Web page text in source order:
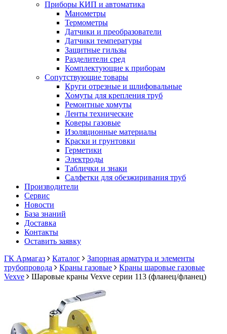
Приборы КИП и автоматика
Манометры
Термометры
Датчики и преобразователи
Датчики температуры
Защитные гильзы
Разделители сред
Комплектующие к приборам
Сопутствующие товары
Круги отрезные и шлифовальные
Хомуты для крепления труб
Ремонтные хомуты
Ленты технические
Коверы газовые
Изоляционные материалы
Краски и грунтовки
Герметики
Электроды
Таблички и знаки
Салфетки для обезжиривания труб
Производители
Сервис
Новости
База знаний
Доставка
Контакты
Оставить заявку
ГК Армагаз
Каталог
Запорная арматура и элементы
трубопровода
Краны газовые
Краны шаровые газовые
Vexve
Шаровые краны Vexve серии 113 (фланец/фланец)